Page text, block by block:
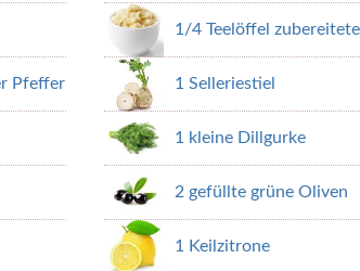
Pfeffer
1/4 Teelöffel
1 Selleriestiel
1 kleine Dillgurke
2 gefüllte grüne Oliven
1 Keilzitrone